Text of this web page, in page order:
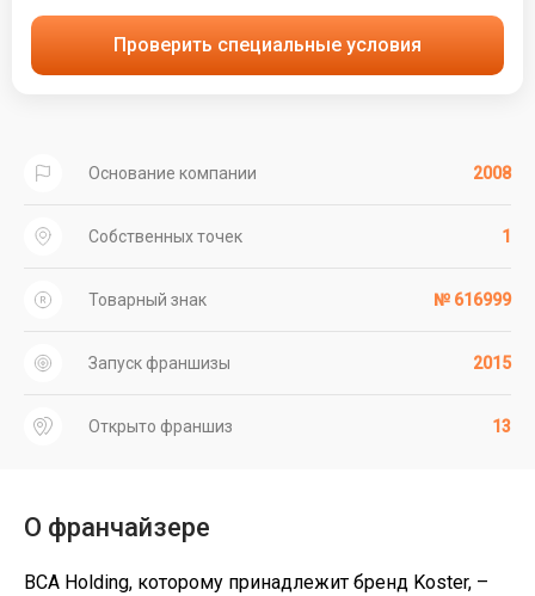
Проверить специальные условия
Основание компании 2008
Собственных точек 1
Товарный знак № 616999
Запуск франшизы 2015
Открыто франшиз 13
О франчайзере
BCA Holding, которому принадлежит бренд Koster, –